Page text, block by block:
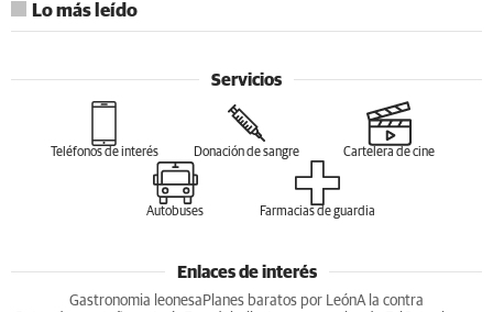
Lo más leído
Servicios
Teléfonos de interés Donación de sangre Cartelera de cine
Autobuses Farmacias de guardia
Enlaces de interés
Gastronomia leonesa Planes baratos por LeónA la contra